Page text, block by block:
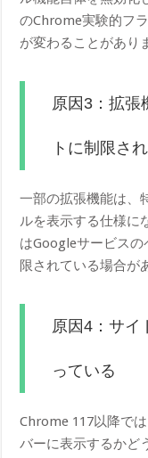
のChrome実験的フ
が変わることがあり
原因3：拡張
トに制限さ
一部の拡張機能は、
ルを表示する仕様に
はGoogleサービスの
限されている場合が
原因4：サイ
っている
Chrome 117以降で
バーに表示するかど